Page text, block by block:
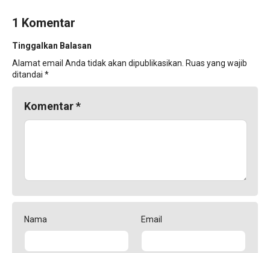
1 Komentar
Tinggalkan Balasan
Alamat email Anda tidak akan dipublikasikan. Ruas yang wajib
ditandai *
Komentar*
Nama Email